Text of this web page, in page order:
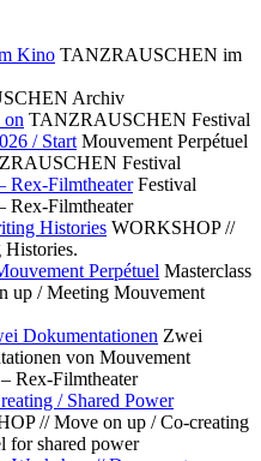
Kino TANZRAUSCHEN im
Archiv
on TANZRAUSCHEN Festival
/ Start Mouvement Perpétuel
Festival
Rex-Filmtheater Festival
Rex-Filmtheater
Histories WORKSHOP //
Perpétuel Masterclass
up / Meeting Mouvement
Dokumentationen Zwei
von Mouvement
Rex-Filmtheater
/ Shared Power
// Move on up / Co-creating
for shared power